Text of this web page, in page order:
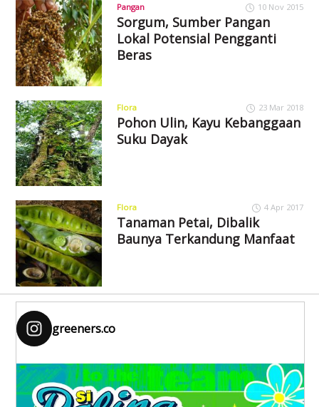
Pangan 10 Nov 2015
Sorgum, Sumber Pangan
Lokal Potensial Pengganti
Beras
Flora 23 Mar 2018
Pohon Ulin, Kayu Kebanggaan
Suku Dayak
Flora 4 Apr 2017
Tanaman Petai, Dibalik
Baunya Terkandung Manfaat
greeners.co